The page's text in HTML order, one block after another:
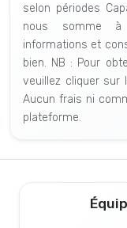
selon périodes
nous somme à
informations et
bien. NB : Pour
veuillez cliquer sur
Aucun frais ni
plateforme.